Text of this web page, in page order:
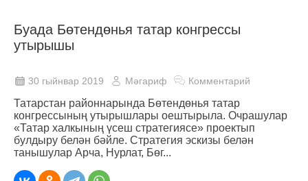
Буада Бөтендөнья татар конгрессы
утырышы
30 гыйнвар 2019 Мәгариф Комментарий
Татарстан районнарында Бөтендөнья татар
конгрессының утырышлары оештырыла. Очрашулар
«Татар халкының үсеш стратегиясе» проектып
булдыру белән бәйле. Стратегия эскизы белән
танышулар Арча, Нурлат, Бөг...